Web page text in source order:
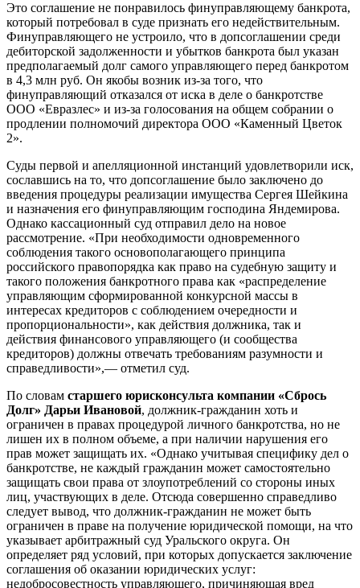
Это соглашение не понравилось финуправляющему банкрота,
который потребовал в суде признать его недействительным.
Финуправляющего не устроило, что в допсоглашении среди
дебиторской задолженности и убытков банкрота был указан
предполагаемый долг самого управляющего перед банкротом
в 4,3 млн руб. Он якобы возник из-за того, что
финуправляющий отказался от иска в деле о банкротстве
ООО «Евразлес» и из-за голосования на общем собрании о
продлении полномочий директора ООО «Каменный Цветок
2».
Суды первой и апелляционной инстанций удовлетворили иск,
сославшись на то, что допсоглашение было заключено до
введения процедуры реализации имущества Сергея Шейкина
и назначения его финуправляющим господина Яндемирова.
Однако кассационный суд отправил дело на новое
рассмотрение. «При необходимости одновременного
соблюдения такого основополагающего принципа
российского правопорядка как право на судебную защиту и
такого положения банкротного права как «распределение
управляющим сформированной конкурсной массы в
интересах кредиторов с соблюдением очередности и
пропорциональности», как действия должника, так и
действия финансового управляющего (и сообщества
кредиторов) должны отвечать требованиям разумности и
справедливости»,— отметил суд.
По словам старшего юрисконсульта компании «Сбрось
Долг» Дарьи Ивановой, должник-гражданин хоть и
ограничен в правах процедурой личного банкротства, но не
лишен их в полном объеме, а при наличии нарушения его
прав может защищать их. «Однако учитывая специфику дел о
банкротстве, не каждый гражданин может самостоятельно
защищать свои права от злоупотреблений со стороны иных
лиц, участвующих в деле. Отсюда совершенно справедливо
следует вывод, что должник-гражданин не может быть
ограничен в праве на получение юридической помощи, на что
указывает арбитражный суд Уральского округа. Он
определяет ряд условий, при которых допускается заключение
соглашения об оказании юридических услуг:
недобросовестность управляющего, причиняющая вред